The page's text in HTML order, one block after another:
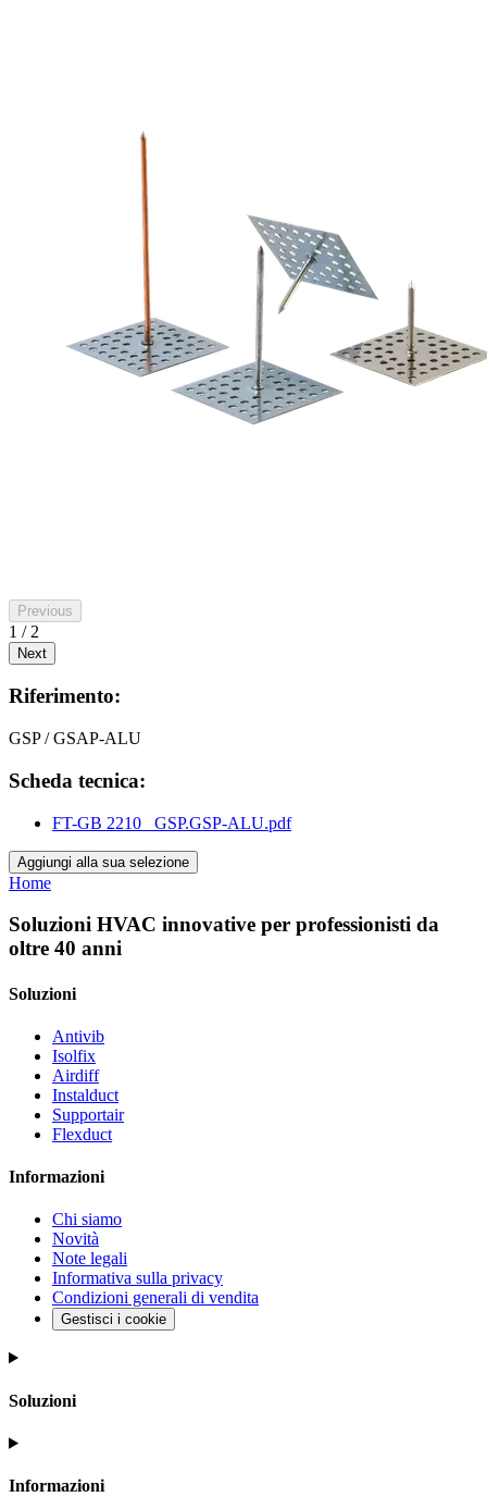
Previous
1 / 2
Next
Riferimento:
GSP / GSAP-ALU
Scheda tecnica:
FT-GB 2210_ GSP.GSP-ALU.pdf
Aggiungi alla sua selezione
Home
Soluzioni HVAC innovative per professionisti da
oltre 40 anni
Soluzioni
Antivib
Isolfix
Airdiff
Instalduct
Supportair
Flexduct
Informazioni
Chi siamo
Novità
Note legali
Informativa sulla privacy
Condizioni generali di vendita
Gestisci i cookie
Soluzioni
Informazioni